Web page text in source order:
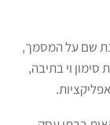
שם על המסמך,
וי בתיבה,